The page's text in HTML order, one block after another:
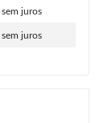
sem juros
sem juros